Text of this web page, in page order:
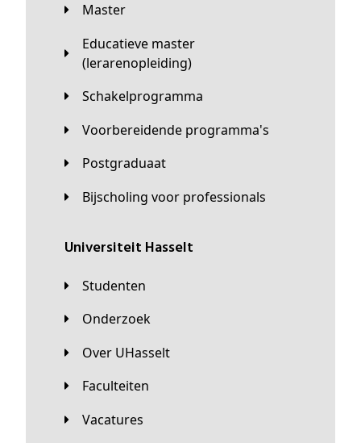
Master
Educatieve master
(lerarenopleiding)
Schakelprogramma
Voorbereidende programma's
Postgraduaat
Bijscholing voor professionals
universiteit Hasselt
Studenten
Onderzoek
Over UHasselt
Faculteiten
Vacatures